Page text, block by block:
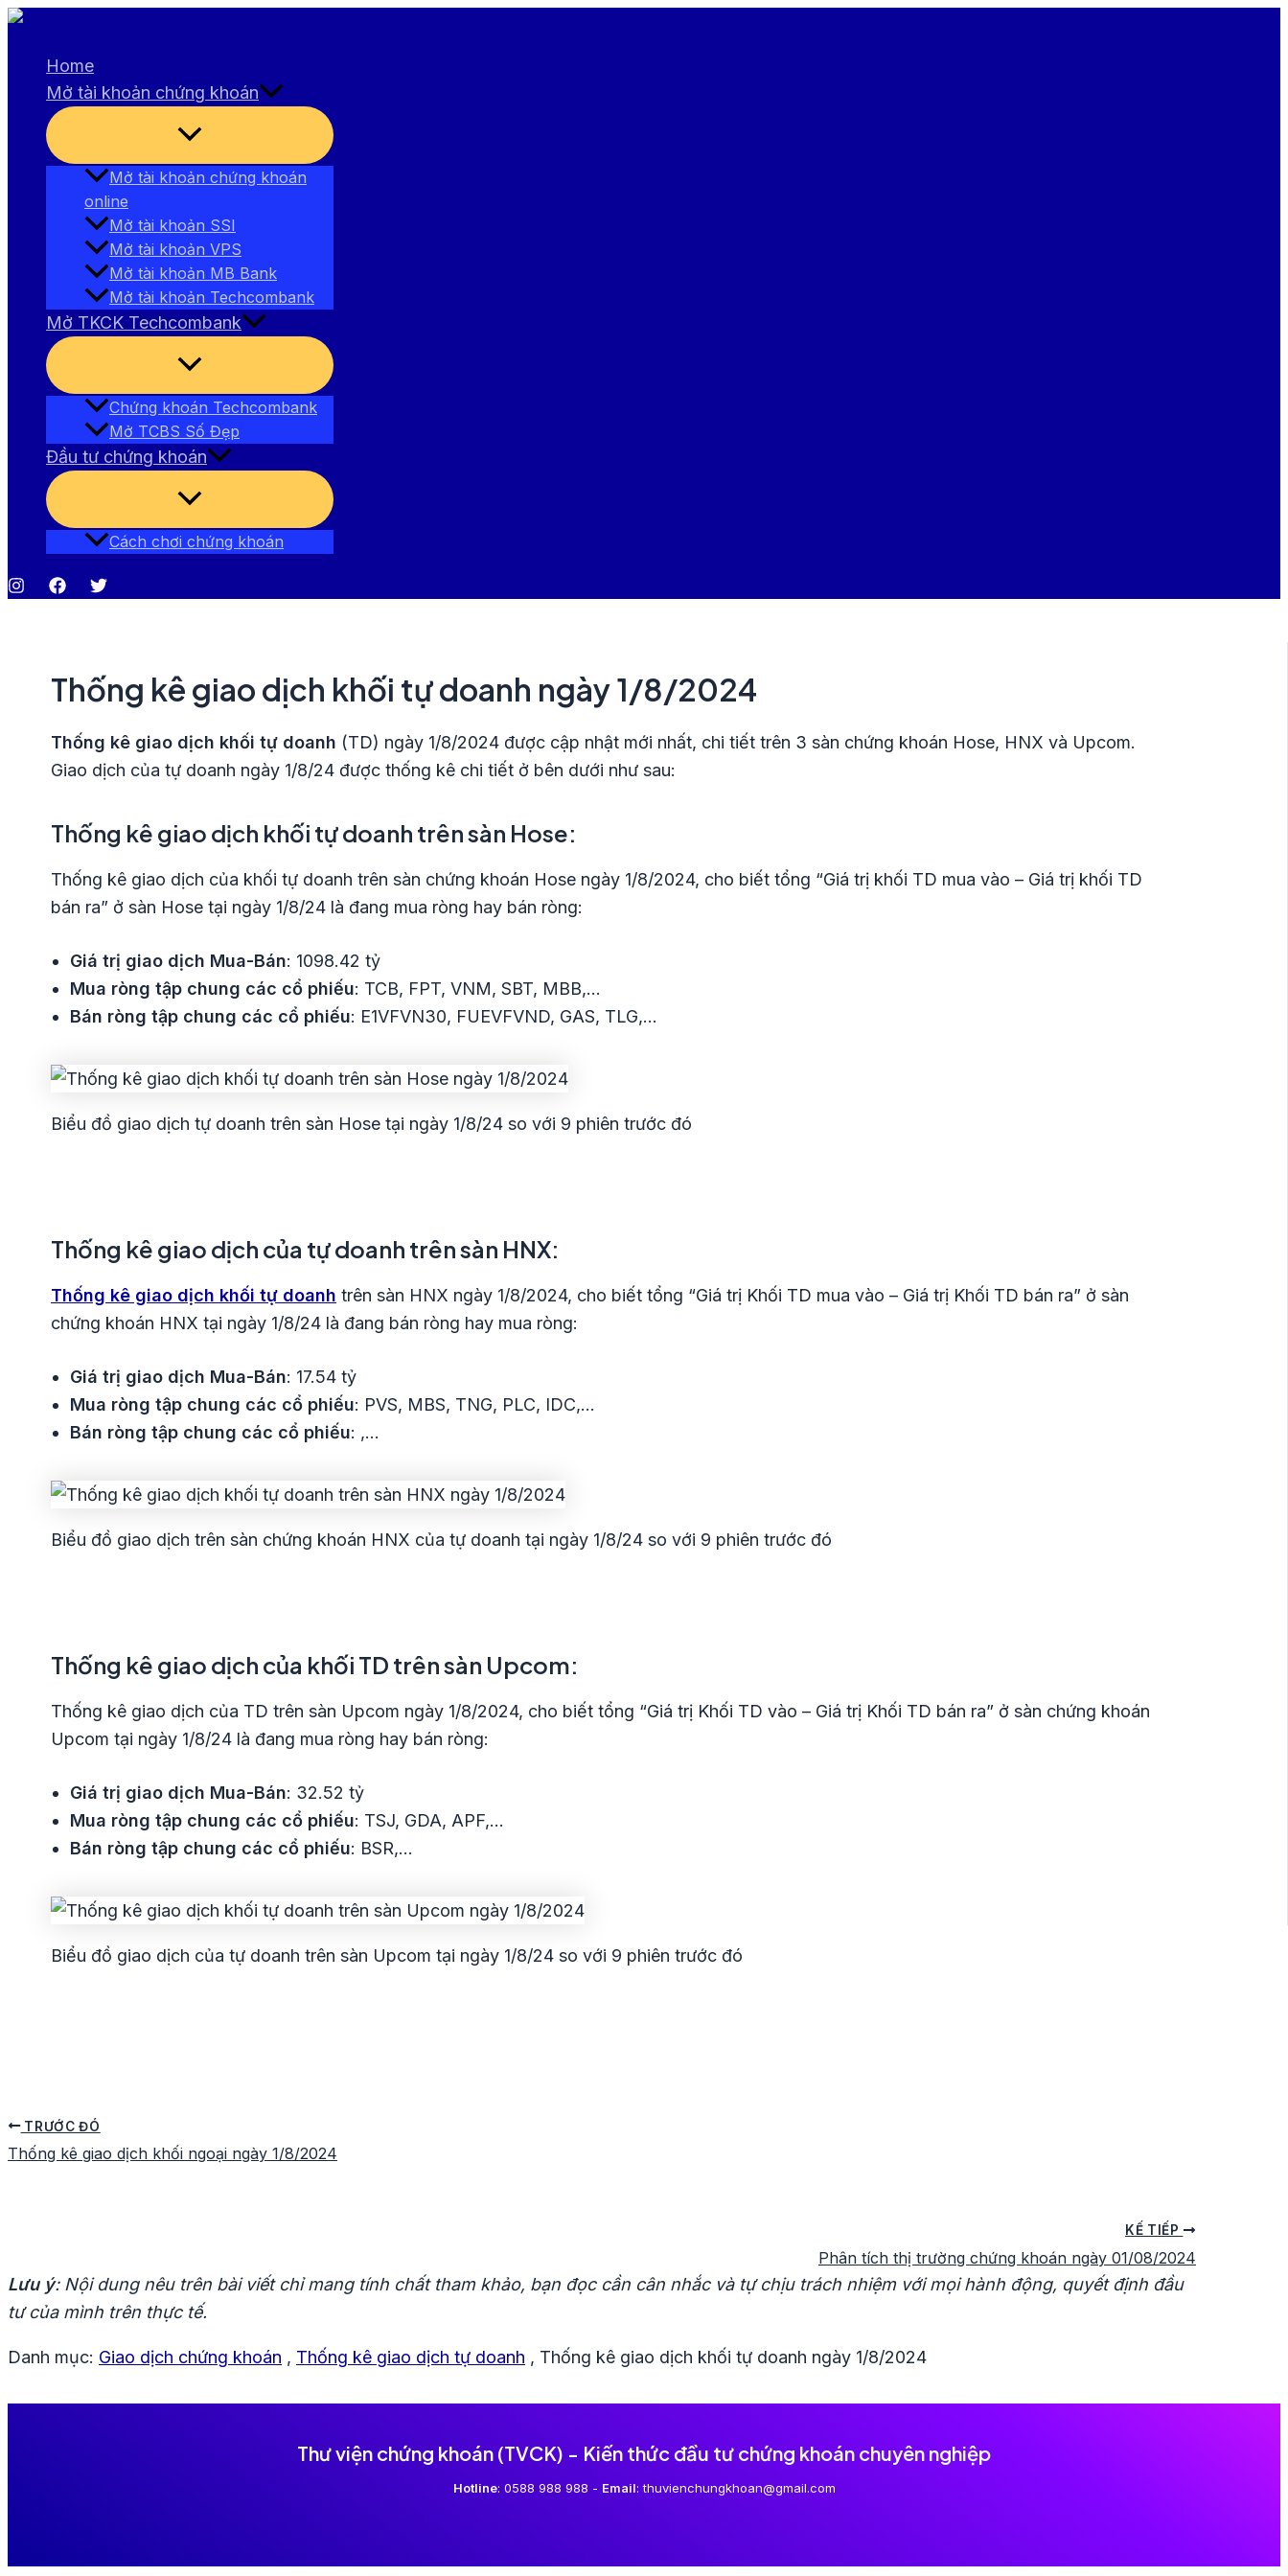
Nhảy
dung
Home
Mở tài khoản chứng khoán
Bật/tắt
Mở tài khoản chứng khoán
online
Mở tài khoản SSI
Mở tài khoản VPS
Mở tài khoản MB Bank
Mở tài khoản Techcombank
Mở TKCK Techcombank
Bật/tắt
Chứng khoán Techcombank
Mở TCBS Số Đẹp
Đầu tư chứng khoán
Bật/tắt
Cách chơi chứng khoán
Thống kê giao dịch khối tự doanh ngày 1/8/2024
Thống kê giao dịch khối tự doanh (TD) ngày 1/8/2024 được cập nhật mới nhất, chi tiết trên 3 sàn chứng khoán Hose, HNX và Upcom.
Giao dịch của tự doanh ngày 1/8/24 được thống kê chi tiết ở bên dưới như sau:
Thống kê giao dịch khối tự doanh trên sàn Hose:
Thống kê giao dịch của khối tự doanh trên sàn chứng khoán Hose ngày 1/8/2024, cho biết tổng “Giá trị khối TD mua vào – Giá trị khối TD
bán ra” ở sàn Hose tại ngày 1/8/24 là đang mua ròng hay bán ròng:
Giá trị giao dịch Mua-Bán: 1098.42 tỷ
Mua ròng tập chung các cổ phiếu: TCB, FPT, VNM, SBT, MBB,…
Bán ròng tập chung các cổ phiếu: E1VFVN30, FUEVFVND, GAS, TLG,…
Biểu đồ giao dịch tự doanh trên sàn Hose tại ngày 1/8/24 so với 9 phiên trước đó
Thống kê giao dịch của tự doanh trên sàn HNX:
Thống kê giao dịch khối tự doanh trên sàn HNX ngày 1/8/2024, cho biết tổng “Giá trị Khối TD mua vào – Giá trị Khối TD bán ra” ở sàn
chứng khoán HNX tại ngày 1/8/24 là đang bán ròng hay mua ròng:
Giá trị giao dịch Mua-Bán: 17.54 tỷ
Mua ròng tập chung các cổ phiếu: PVS, MBS, TNG, PLC, IDC,…
Bán ròng tập chung các cổ phiếu: ,…
Biểu đồ giao dịch trên sàn chứng khoán HNX của tự doanh tại ngày 1/8/24 so với 9 phiên trước đó
Thống kê giao dịch của khối TD trên sàn Upcom:
Thống kê giao dịch của TD trên sàn Upcom ngày 1/8/2024, cho biết tổng “Giá trị Khối TD vào – Giá trị Khối TD bán ra” ở sàn chứng khoán
Upcom tại ngày 1/8/24 là đang mua ròng hay bán ròng:
Giá trị giao dịch Mua-Bán: 32.52 tỷ
Mua ròng tập chung các cổ phiếu: TSJ, GDA, APF,…
Bán ròng tập chung các cổ phiếu: BSR,…
Biểu đồ giao dịch của tự doanh trên sàn Upcom tại ngày 1/8/24 so với 9 phiên trước đó
Điều
hướng
TRƯỚC ĐÓ
Thống kê giao dịch khối ngoại ngày 1/8/2024
KẾ TIẾP
Phân tích thị trường chứng khoán ngày 01/08/2024
Lưu ý: Nội dung nêu trên bài viết chỉ mang tính chất tham khảo, bạn đọc cần cân nhắc và tự chịu trách nhiệm với mọi hành động, quyết định đầu
tư của mình trên thực tế.
Danh mục: Giao dịch chứng khoán , Thống kê giao dịch tự doanh , Thống kê giao dịch khối tự doanh ngày 1/8/2024
Thư viện chứng khoán (TVCK) - Kiến thức đầu tư chứng khoán chuyên nghiệp
Hotline: 0588 988 988 - Email: thuvienchungkhoan@gmail.com